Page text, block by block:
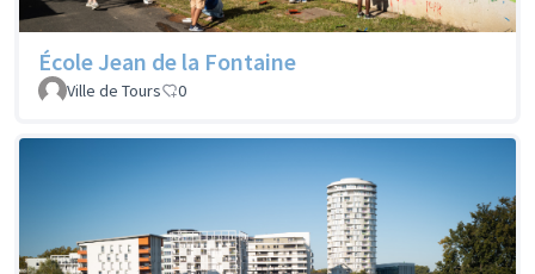
École Jean de la Fontaine
Ville de Tours 0